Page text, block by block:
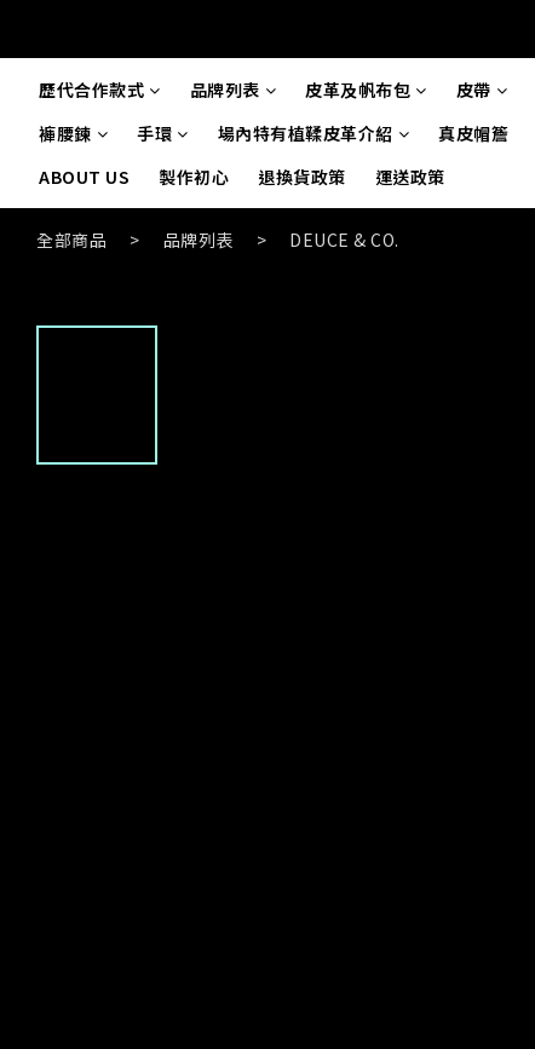
歷代合作款式 品牌列表 皮革及帆布包 皮帶
褲腰鍊
手環 場內特有植鞣皮革介紹 真皮帽簷
ABOUT US
製作初心 退換貨政策 運送政策
全部商品 > 品牌列表 > DEUCE & CO.